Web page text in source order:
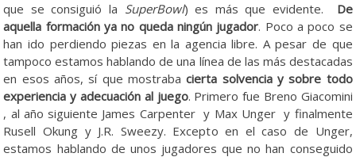
que se consiguió la SuperBowl) es más que evidente. De
aquella formación ya no queda ningún jugador. Poco a poco se
han ido perdiendo piezas en la agencia libre. A pesar de que
tampoco estamos hablando de una línea de las más destacadas
en esos años, sí que mostrabacierta solvencia y sobre todo
experiencia y adecuación al juego. Primero fue Breno Giacomini
, al año siguiente James Carpenter y Max Unger y finalmente
Rusell Okung y J.R. Sweezy. Excepto en el caso de Unger,
estamos hablando de unos jugadores que no han conseguido